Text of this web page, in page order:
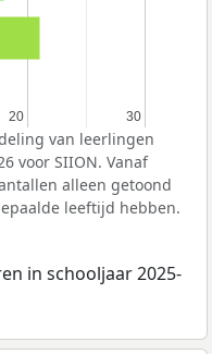
20
20 30
30
van leerlingen
voor SIION. Vanaf
alleen getoond
leeftijd hebben.
in schooljaar 2025-